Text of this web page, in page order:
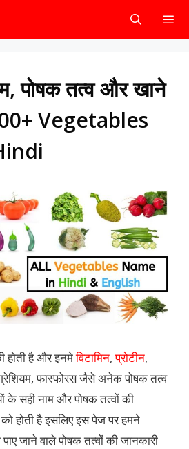
पोषक तत्व और खाने
Vegetables
होती है और इनमेविटामिन,प्रोटीन,
फास्फोरस जैसे अनेक पोषक तत्व
के सही नाम और पोषक तत्वों की
होती है इसलिए इस पेज पर हमने
जाने वाले पोषक तत्वों की जानकारी